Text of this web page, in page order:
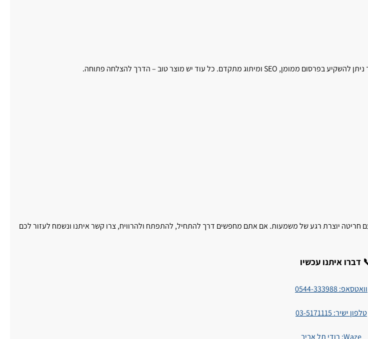
יוצרת רגע של משמעות. אם אתם מחפשים דרך להתחיל, להתפתח ולהרוויח, צרו קשר איתנו ונשמח לעזור לכם
דברו איתנו עכשיו
וואטסאפ: 0544-333988
טלפון ישיר: 03-5171115
Waze: רודי תל אביב